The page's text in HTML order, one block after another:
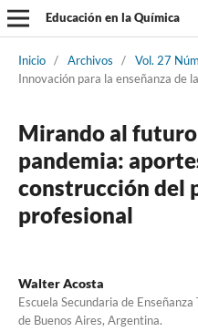
Educación en la Química
Inicio / Archivos / Vol. 27
Innovación para la enseñanza de
Mirando al
pandemia:
construcción del
profesional
Walter Acosta
Escuela Secundaria de
de Buenos Aires, Argentina.